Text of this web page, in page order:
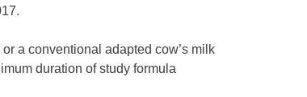
a conventional adapted cow’s milk
duration of study formula